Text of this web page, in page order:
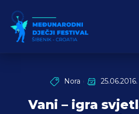
Nora 25.06.2016.
Vani – igra